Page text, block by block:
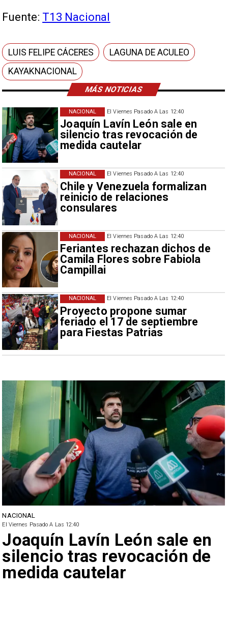
MÁS NOTICIAS
El Viernes Pasado A Las 12:40
Joaquín Lavín León sale en
silencio tras revocación de
medida cautelar
NACIONAL
El Viernes Pasado A Las 12:40
Chile y Venezuela formalizan
reinicio de relaciones
consulares
NACIONAL
El Viernes Pasado A Las 12:40
Feriantes rechazan dichos de
Camila Flores sobre Fabiola
Campillai
NACIONAL
El Viernes Pasado A Las 12:40
Proyecto propone sumar
feriado el 17 de septiembre
para Fiestas Patrias
NACIONAL
Fuente: T13 Nacional
LUIS FELIPE CÁCERES
LAGUNA DE ACULEO
KAYAKNACIONAL
NACIONAL
El Viernes Pasado A Las 12:40
Joaquín Lavín León sale en
silencio tras revocación de
medida cautelar